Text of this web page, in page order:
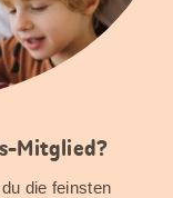
Mitglied?
die feinsten